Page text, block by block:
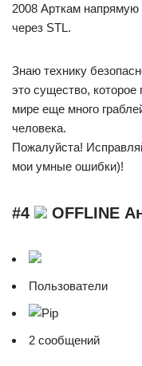
2008 Арткам
через STL.
Знаю технику
это существо,
мире еще много
человека.
Пожалуйста!
мои умные ошибки)!
#4 OFFLINE
Пользователи
2 сообщений